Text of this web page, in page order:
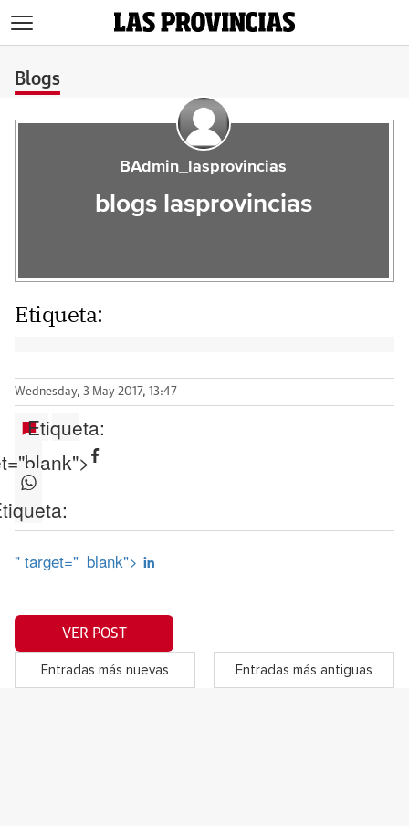
Blogs
BAdmin_lasprovincias
blogs lasprovincias
Etiqueta:
Wednesday, 3 May 2017, 13:47
Etiqueta:
" target="_blank">
VER POST
Entradas más nuevas Entradas más antiguas